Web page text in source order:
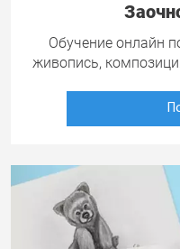
Обучение онлайн
живопись,